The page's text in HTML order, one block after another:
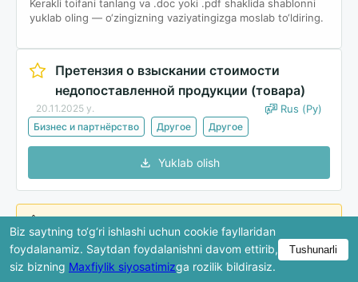
Kerakli toifani tanlang va .doc yoki .pdf shaklida shablonni
yuklab oling — o‘zingizning vaziyatingizga moslab to‘ldiring.
Претензия о взыскании стоимости
недопоставленной продукции (товара)
20.11.2025 y. Rus (Ру)
Бизнес и партнёрство Другое Другое
Yuklab olish
To'liq versiya yuklab olingandan keyin mavjud bo'ladi.
Biz saytning to‘g‘ri ishlashi uchun cookie fayllaridan
foydalanamiz. Saytdan foydalanishni davom ettirib,
siz bizning Maxfiylik siyosatimizga rozilik bildirasiz.
Tushunarli